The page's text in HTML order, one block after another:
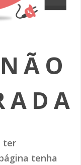
ter
tenha